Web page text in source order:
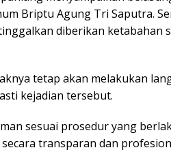
Briptu Agung Tri Saputra.
diberikan ketabahan
tetap akan melakukan
kejadian tersebut.
sesuai prosedur yang
transparan dan